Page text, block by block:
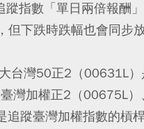
指數「單日兩倍報酬
下跌時跌幅也會同步
台灣50正2（00631L
灣加權正2（00675L）
蹤臺灣加權指數的槓桿